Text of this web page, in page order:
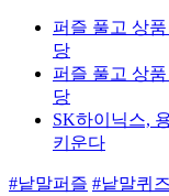
퍼즐 풀고 상
당
퍼즐 풀고 상
당
SK하이닉스,
키운다
#낱말퍼즐 #낱말퀴즈